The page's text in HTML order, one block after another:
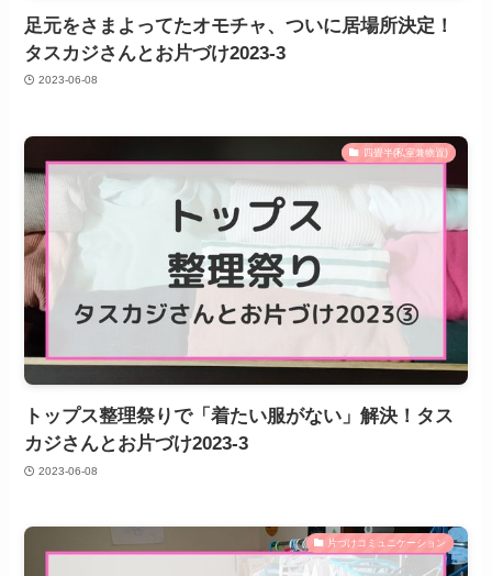
足元をさまよってたオモチャ、ついに居場所決定！
タスカジさんとお片づけ2023-3
2023-06-08
四畳半(私室兼物置)
トップス整理祭りで「着たい服がない」解決！タス
カジさんとお片づけ2023-3
2023-06-08
片づけコミュニケーション